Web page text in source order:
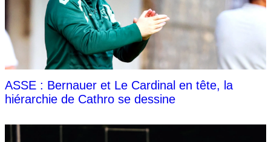
ASSE : Bernauer et Le Cardinal en tête, la
hiérarchie de Cathro se dessine